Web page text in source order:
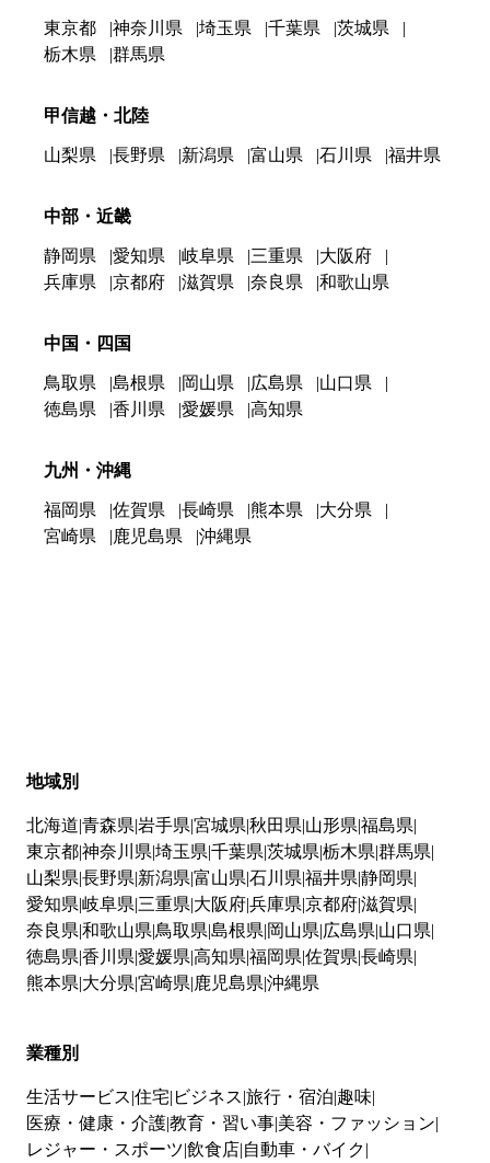
東京都 神奈川県 埼玉県 千葉県
茨城県
栃木県
群馬県
甲信越・北陸
山梨県 長野県 新潟県 富山県 石川県 福井県
中部・近畿
静岡県 愛知県 岐阜県 三重県
大阪府
兵庫県
京都府 滋賀県 奈良県 和歌山県
中国・四国
鳥取県 島根県 岡山県 広島県
山口県
徳島県
香川県 愛媛県 高知県
九州・沖縄
福岡県 佐賀県 長崎県 熊本県
大分県
宮崎県
鹿児島県 沖縄県
地域別
北海道 青森県 岩手県 宮城県 秋田県 山形県 福島県
東京都神奈川県 埼玉県 千葉県 茨城県 栃木県 群馬県
山梨県 長野県 新潟県 富山県 石川県 福井県 静岡県
愛知県 岐阜県 三重県 大阪府兵庫県 京都府滋賀県
奈良県 和歌山県 鳥取県 島根県 岡山県 広島県 山口県
徳島県 香川県 愛媛県 高知県 福岡県 佐賀県 長崎県
熊本県 大分県 宮崎県 鹿児島県 沖縄県
業種別
生活サービス 住宅 ビジネス 旅行・宿泊 趣味
医療・健康・介護教育・習い事 美容・ファッション
レジャー・スポーツ 飲食店 自動車・バイク